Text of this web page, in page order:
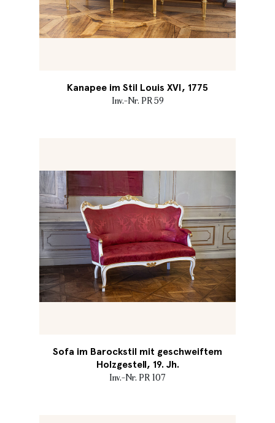
Kanapee im Stil Louis XVI, 1775
Inv.-Nr. PR 59
Sofa im Barockstil mit geschweiftem
Holzgestell, 19. Jh.
Inv.-Nr. PR 107